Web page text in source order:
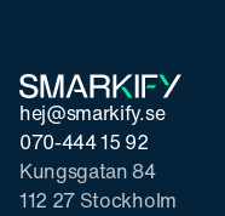
hej@smarkify.se
070-444 15 92
Kungsgatan 84
112 27 Stockholm